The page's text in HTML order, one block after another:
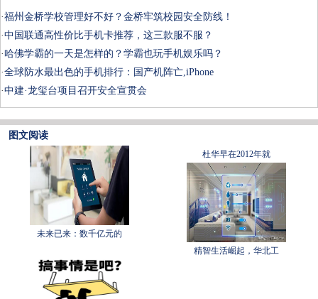
·福州金桥学校管理好不好？金桥牢筑校园安全防线！
·中国联通高性价比手机卡推荐，这三款服不服？
·哈佛学霸的一天是怎样的？学霸也玩手机娱乐吗？
·全球防水最出色的手机排行：国产机阵亡,iPhone
·中建·龙玺台项目召开安全宣贯会
图文阅读
未来已来：数千亿元的
杜华早在2012年就
精智生活崛起，华北工